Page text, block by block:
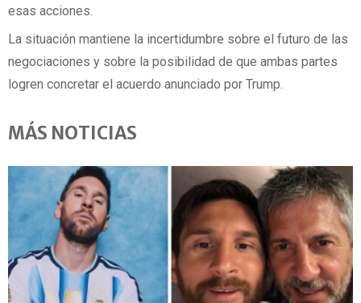
esas acciones.
La situación mantiene la incertidumbre sobre el futuro de las
negociaciones y sobre la posibilidad de que ambas partes
logren concretar el acuerdo anunciado por Trump.
MÁS NOTICIAS